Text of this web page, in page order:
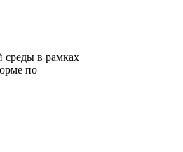
среды в рамках
по